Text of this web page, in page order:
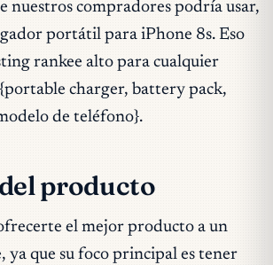
nuestros compradores podría usar,
portátil para iPhone 8s. Eso
rankee alto para cualquier
charger, battery pack,
de teléfono}.
producto
el mejor producto a un
ya que su foco principal es tener